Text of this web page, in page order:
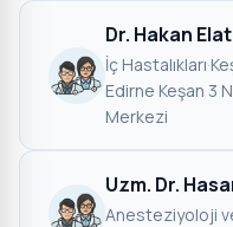
Dr. Hakan
İç Hastalıkları·
Edirne Keşan 3
Merkezi
Uzm. Dr.
Anesteziyoloji